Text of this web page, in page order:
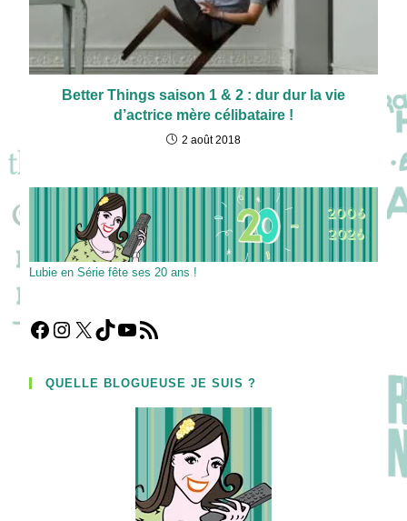
Better Things saison 1 & 2 : dur dur la vie
d’actrice mère célibataire !
2 août 2018
Lubie en Série fête ses 20 ans !
Facebook
Instagram
X TikTokYouTube
Flux RSS
QUELLE BLOGUEUSE JE SUIS ?